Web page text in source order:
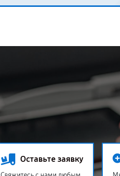
Оставьте заявку